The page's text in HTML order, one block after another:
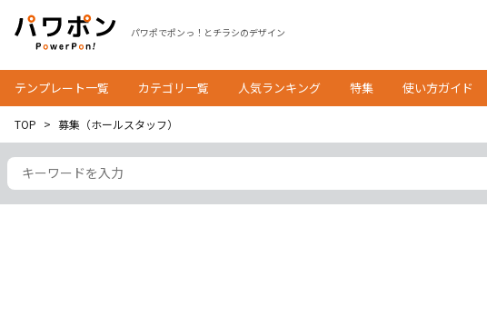
パワポでポンっ！とチラシのデザイン
テンプレート一覧 カテゴリ一覧 人気ランキング 特集 使い方ガイド
TOP 募集（ホールスタッフ）